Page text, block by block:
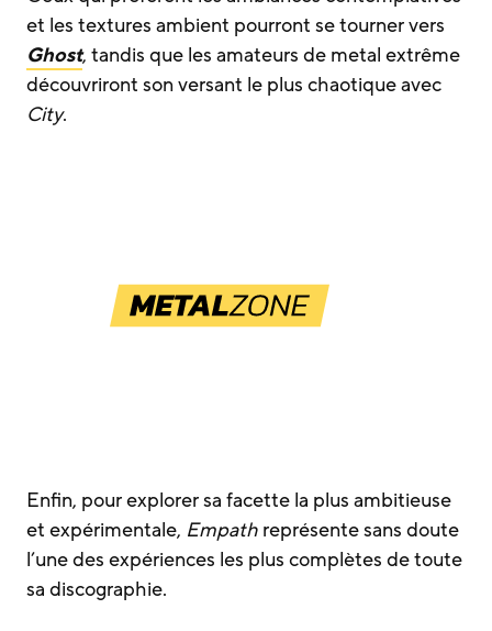
et les textures ambient pourront se tourner vers
Ghost, tandis que les amateurs de metal extrême
découvriront son versant le plus chaotique avec
City.
Enfin, pour explorer sa facette la plus ambitieuse
et expérimentale, Empath représente sans doute
l’une des expériences les plus complètes de toute
sa discographie.